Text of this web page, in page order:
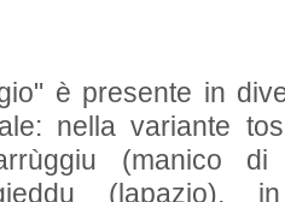
è presente in
nella variante
(manico
(lapazio),